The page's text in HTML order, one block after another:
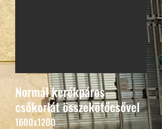
Normál kerékpáros
csőkorlát összekötőcsővel
1600x1200